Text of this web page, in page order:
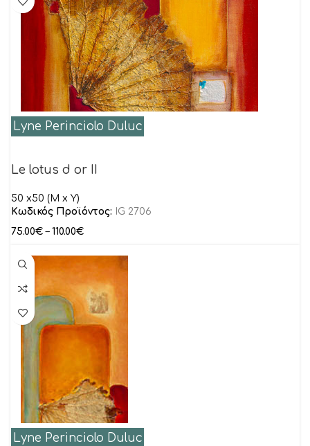
Lyne Perinciolo Duluc
Le lotus d or II
50 x50 (M x Y)
Κωδικός Προϊόντος:
IG 2706
75.00€ – 110.00€
Lyne Perinciolo Duluc